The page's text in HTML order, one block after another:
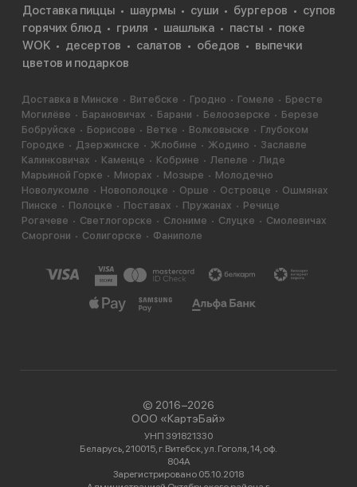
Доставка пиццы шаурмы суши бургеров
супов
горячих блюд
гриля шашлыка пасты
поке
WOK
десертов салатов обедов
выпечки
цветов и подарков
Доставка в Минске Витебске Гродно Гомеле
Бресте
Могилёве
Барановичах Барани Белоозерске
Березе
Бобруйске
Борисове Ветке Волковыске
Глубоком
Городке
Дзержинске Жлобине Жодино
Заславле
Калинковичах
Каменце Кобрине Лепеле
Лиде
Марьиной Горке
Миорах Мозыре
Молодечно
Новолукомле
Новополоцке Орше Островце
Ошмянах
Пинске
Полоцке Поставах Пружанах
Речице
Рогачеве
Светлогорске Слониме Слуцке
Смолевичах
Сморгони
Солигорске Фаниполе
© 2016−2026
ООО «КартэБай»
УНП 391821330
Беларусь, 210015, г. Витебск, ул. Гоголя, 14, оф.
804А
Зарегистрировано 05.10.2018